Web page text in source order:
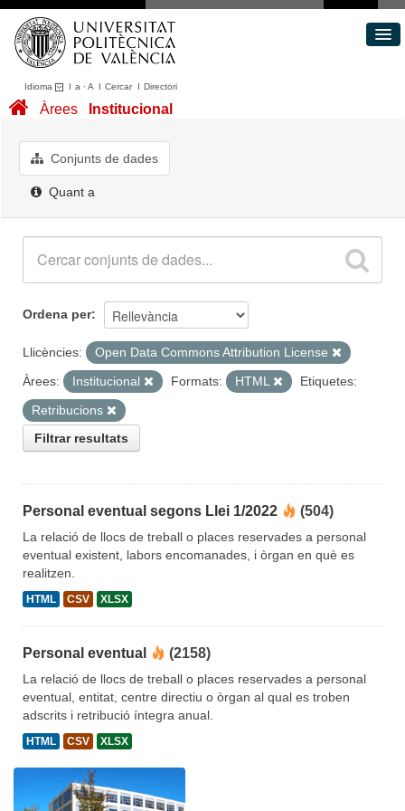
Idioma I a ·A I CercarI Directori
Conjunts de dades
Quant a
Àrees Institucional
Conjunts de dades
Quant a
Ordena per
Llicències:
Open Data Commons Attribution License
Àrees:
Institucional Formats: HTML
Etiquetes:
Retribucions
Filtrar resultats
Personal eventual segons Llei 1/2022 (504)
La relació de llocs de treball o places reservades a personal
eventual existent, labors encomanades, i òrgan en què es
realitzen.
HTML CSV XLSX
Personal eventual (2158)
La relació de llocs de treball o places reservades a personal
eventual, entitat, centre directiu o òrgan al qual es troben
adscrits i retribució íntegra anual.
HTML CSV XLSX